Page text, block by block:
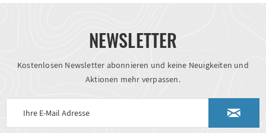
NEWSLETTER
Kostenlosen Newsletter abonnieren und keine Neuigkeiten und
Aktionen mehr verpassen.